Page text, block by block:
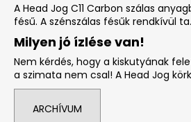
A Head Jog C11 Carbon szálas
fésű. A szénszálas fésűk rendkívül
Milyen jó ízlése van!
Nem kérdés, hogy a kiskutyának
a szimata nem csal! A Head Jog
ARCHÍVUM